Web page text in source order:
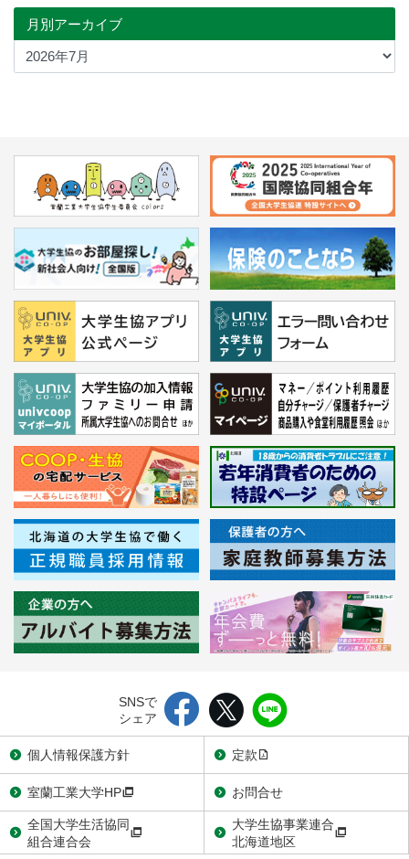
月別アーカイブ
SNSで
シェア
個人情報保護方針
定款
室蘭工業大学HP
お問合せ
全国大学生活協同
組合連合会
大学生協事業連合
北海道地区